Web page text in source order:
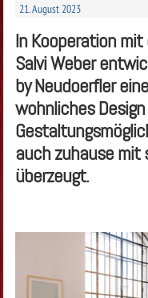
21. August 2023
In Kooperation
Salvi Weber
by Neudoerfler
wohnliches
auch zuhause
überzeugt.